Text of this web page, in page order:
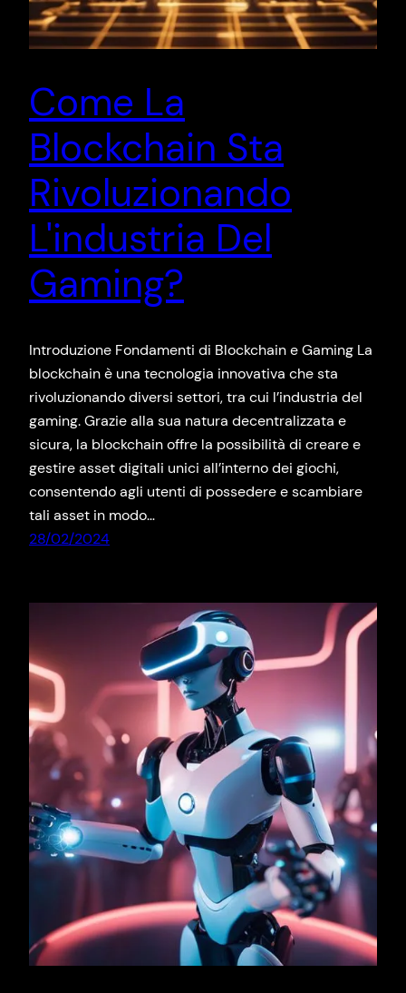
Come La
Blockchain Sta
Rivoluzionando
L'industria Del
Gaming?
Introduzione Fondamenti di Blockchain e Gaming La
blockchain è una tecnologia innovativa che sta
rivoluzionando diversi settori, tra cui l’industria del
gaming. Grazie alla sua natura decentralizzata e
sicura, la blockchain offre la possibilità di creare e
gestire asset digitali unici all’interno dei giochi,
consentendo agli utenti di possedere e scambiare
tali asset in modo…
28/02/2024